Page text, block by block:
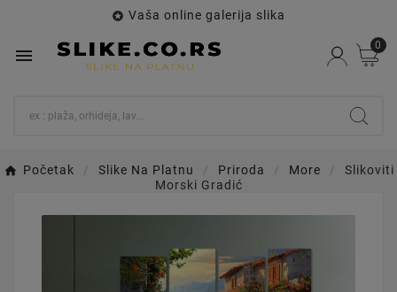
 Vaša online galerija slika

0
Početak Slike Na Platnu Priroda More
Slikoviti
Morski Gradić